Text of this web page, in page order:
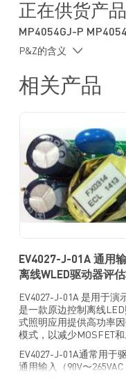
逐周期限流保护
正在供货产
MP4054GJ-P
P&Z的含义
相关产品
EV4027-J-01A 通用
离线WLED驱动器评
EV4027-J-01A 是用于演
是一款原边控制离线
式照明应用提供高功率
模式，以减少MOSFET
EV4027-J-01A通常用于
通用输入（90V〜